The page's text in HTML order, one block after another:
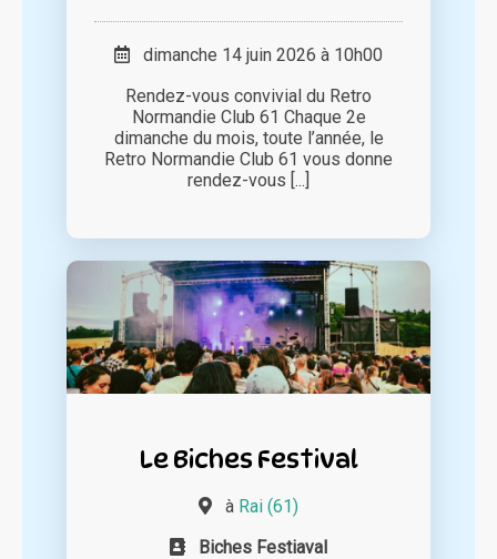
dimanche 14 juin 2026 à 10h00
Rendez-vous convivial du Retro
Normandie Club 61 Chaque 2e
dimanche du mois, toute l’année, le
Retro Normandie Club 61 vous donne
rendez-vous [...]
Le Biches Festival
à Rai (61)
Biches Festiaval